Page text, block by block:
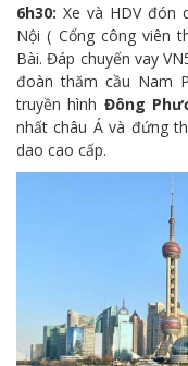
6h30: Xe và HDV đón
Nội ( Cổng công viên
Bài. Đáp chuyến vay
đoàn thăm cầu Nam
truyền hình Đông
nhất châu Á và đứng
dao cao cấp.